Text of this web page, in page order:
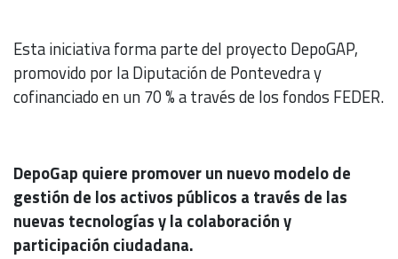
Esta iniciativa forma parte del proyecto DepoGAP,
promovido por la Diputación de Pontevedra y
cofinanciado en un 70 % a través de los fondos FEDER.
DepoGap quiere promover un nuevo modelo de
gestión de los activos públicos a través de las
nuevas tecnologías y la colaboración y
participación ciudadana.